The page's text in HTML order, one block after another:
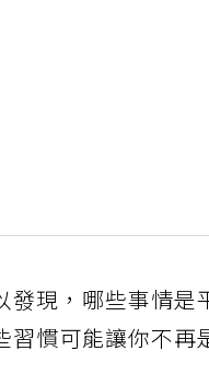
發現，哪些事情
習慣可能讓你不再